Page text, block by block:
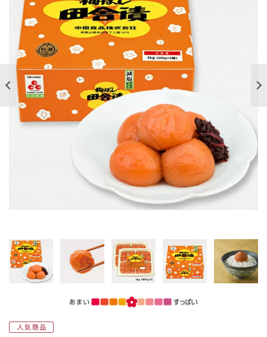
トップページ
マイページ
ご案内
初めての方へ ご利用ガイド
配送について ギフトサービス
について
0120-12-2486
【営業時間】8:30～17:30